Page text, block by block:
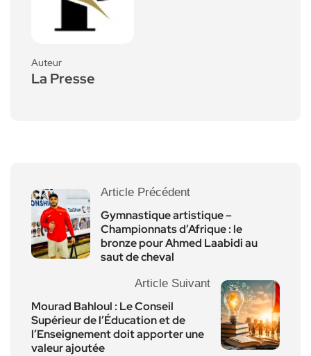
Auteur
La Presse
Article Précédent
Gymnastique artistique –
Championnats d’Afrique : le
bronze pour Ahmed Laabidi au
saut de cheval
Article Suivant
Mourad Bahloul : Le Conseil
Supérieur de l’Éducation et de
l’Enseignement doit apporter une
valeur ajoutée